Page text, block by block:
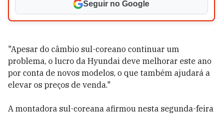
Seguir no Google
"Apesar do câmbio sul-coreano continuar um
problema, o lucro da Hyundai deve melhorar este ano
por conta de novos modelos, o que também ajudará a
elevar os preços de venda."
A montadora sul-coreana afirmou nesta segunda-feira